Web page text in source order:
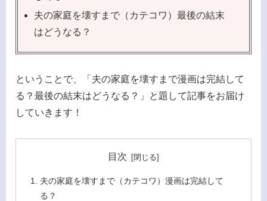
夫の家庭を壊すまで（カテコワ）最後の結末
はどうなる？
ということで、「夫の家庭を壊すまで漫画は完結して
る？最後の結末はどうなる？」と題して記事をお届け
していきます！
目次
夫の家庭を壊すまで（カテコワ）漫画は完結して
る？